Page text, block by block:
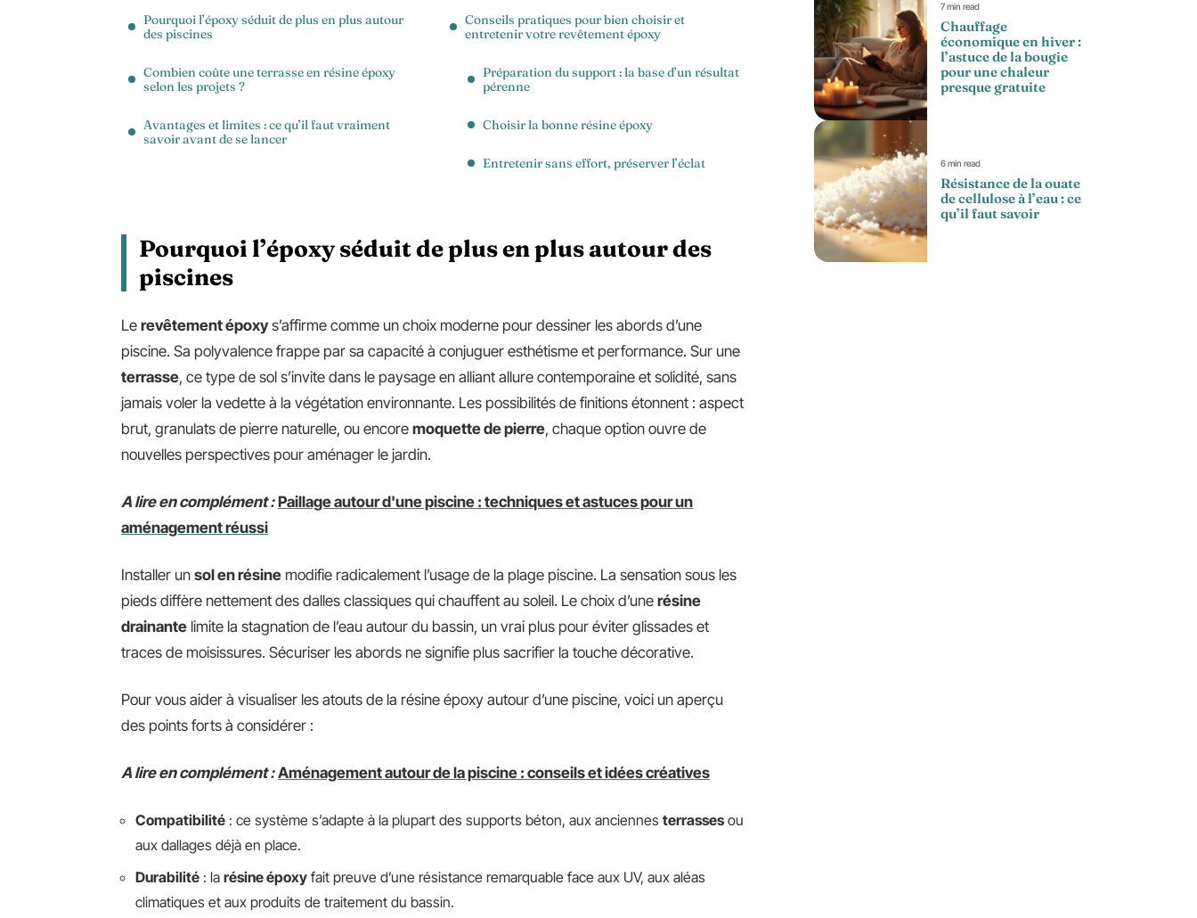
Pourquoi l’époxy séduit de plus en plus autour
des piscines
Combien coûte une terrasse en résine époxy
selon les projets ?
Avantages et limites : ce qu’il faut vraiment
savoir avant de se lancer
Conseils pratiques pour bien choisir et
entretenir votre revêtement époxy
Préparation du support : la base d’un résultat
pérenne
Choisir la bonne résine époxy
Entretenir sans effort, préserver l’éclat
Pourquoi l’époxy séduit de plus en plus autour des
piscines
Le revêtement époxys’affirme comme un choix moderne pour dessiner les abords d’une
piscine. Sa polyvalence frappe par sa capacité à conjuguer esthétisme et performance. Sur une
terrasse, ce type de sol s’invite dans le paysage en alliant allure contemporaine et solidité, sans
jamais voler la vedette à la végétation environnante. Les possibilités de finitions étonnent : aspect
brut, granulats de pierre naturelle, ou encore moquette de pierre, chaque option ouvre de
nouvelles perspectives pour aménager le jardin.
A lire en complément : Paillage autour d'une piscine : techniques et astuces pour un
aménagement réussi
Installer un sol en résine modifie radicalement l’usage de la plage piscine. La sensation sous les
pieds diffère nettement des dalles classiques qui chauffent au soleil. Le choix d’une résine
drainante limite la stagnation de l’eau autour du bassin, un vrai plus pour éviter glissades et
traces de moisissures. Sécuriser les abords ne signifie plus sacrifier la touche décorative.
Pour vous aider à visualiser les atouts de la résine époxy autour d’une piscine, voici un aperçu
des points forts à considérer :
A lire en complément : Aménagement autour de la piscine : conseils et idées créatives
Compatibilité : ce système s’adapte à la plupart des supports béton, aux anciennes terrasses ou
aux dallages déjà en place.
Durabilité : la résine époxy fait preuve d’une résistance remarquable face aux UV, aux aléas
climatiques et aux produits de traitement du bassin.
7 min read
Chauffage
économique en hiver :
l’astuce de la bougie
pour une chaleur
presque gratuite
6 min read
Résistance de la ouate
de cellulose à l’eau : ce
qu’il faut savoir